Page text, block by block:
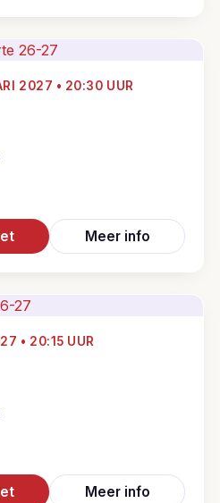
2027 • 20:30 UUR
Meer info
• 20:15 UUR
Meer info